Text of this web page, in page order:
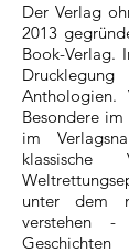
Der Verlag
2013
Book-Verlag.
Anthologien.
Besondere
im
unter dem
verstehen -